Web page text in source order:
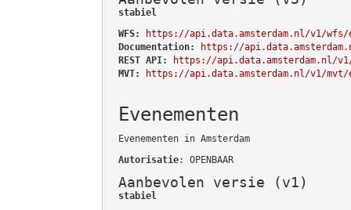
stabiel
WFS:
https://api.data.amsterdam.nl/v1/wfs/
Documentation:
https://
REST API:
https://api.data.amsterdam.nl/
MVT:
https://api.data.amsterdam.nl/v1/mvt/
Evenementen
Evenementen in Amsterdam
Autorisatie: OPENBAAR
Aanbevolen versie (v1)
stabiel